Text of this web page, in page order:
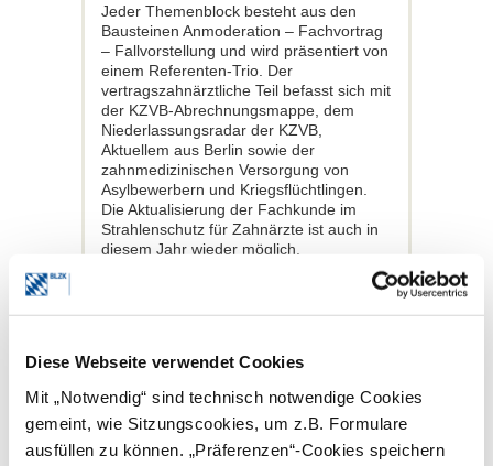
Diese Webseite verwendet Cookies
Mit „Notwendig“ sind technisch notwendige Cookies
gemeint, wie Sitzungscookies, um z.B. Formulare
ausfüllen zu können. „Präferenzen“-Cookies speichern
Jeder Themenblock besteht aus den
Bausteinen Anmoderation – Fachvortrag
– Fallvorstellung und wird präsentiert von
einem Referenten-Trio. Der
vertragszahnärztliche Teil befasst sich mit
der KZVB-Abrechnungsmappe, dem
Niederlassungsradar der KZVB,
Aktuellem aus Berlin sowie der
zahnmedizinischen Versorgung von
Asylbewerbern und Kriegsflüchtlingen.
Die Aktualisierung der Fachkunde im
Strahlenschutz für Zahnärzte ist auch in
diesem Jahr wieder möglich.
das zahnärztliche Personal
Der eintägige Kongress Zahnärztliches
statt. Hier geht es um „Lebenslange
Prophylaxe – So funktioniert’s“.
einen breiten Bogen von der Kindheit und